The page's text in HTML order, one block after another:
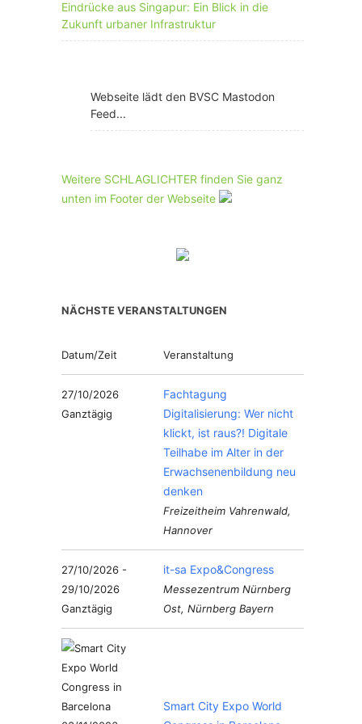
Eindrücke aus Singapur: Ein Blick in die
Zukunft urbaner Infrastruktur
Webseite lädt den BVSC Mastodon
Feed...
Weitere SCHLAGLICHTER finden Sie ganz
unten im Footer der Webseite
NÄCHSTE VERANSTALTUNGEN
Datum/Zeit Veranstaltung
27/10/2026
Ganztägig
Fachtagung
Digitalisierung: Wer nicht
klickt, ist raus?! Digitale
Teilhabe im Alter in der
Erwachsenenbildung neu
denken
Freizeitheim Vahrenwald,
Hannover
27/10/2026 -
29/10/2026
Ganztägig
it-sa Expo&Congress
Messezentrum Nürnberg
Ost, Nürnberg Bayern
Smart City Expo World